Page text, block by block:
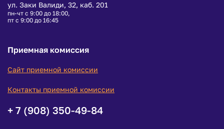
ул. Заки Валиди, 32, каб. 201
пн-чт с 9:00 до 18:00,
пт с 9:00 до 16:45
Приемная комиссия
Сайт приемной комиссии
Контакты приемной комиссии
+ 7 (908) 350-49-84